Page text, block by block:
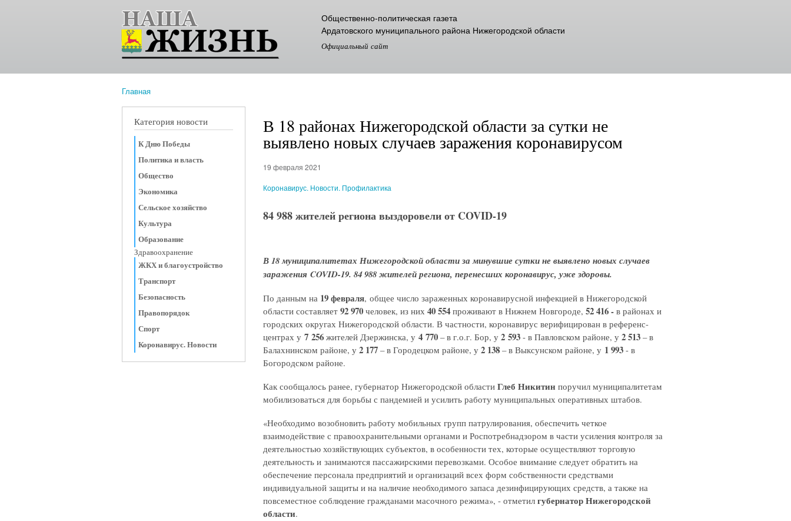
основному
содержанию
Общественно-политическая газета
Ардатовского муниципального района Нижегородской области
Официальный сайт
Главная
Категория новости
К Дню Победы
Политика и власть
Общество
Экономика
Сельское хозяйство
Культура
Образование
Здравоохранение
ЖКХ и благоустройство
Транспорт
Безопасность
Правопорядок
Спорт
Коронавирус. Новости
В 18 районах Нижегородской области за сутки не
выявлено новых случаев заражения коронавирусом
19 февраля 2021
Коронавирус. Новости. Профилактика
84 988 жителей региона выздоровели от COVID-19
В 18 муниципалитетах Нижегородской области за минувшие сутки не выявлено новых случаев
заражения COVID-19. 84 988 жителей региона, перенесших коронавирус, уже здоровы.
По данным на 19 февраля, общее число зараженных коронавирусной инфекцией в Нижегородской
области составляет 92 970 человек, из них 40 554 проживают в Нижнем Новгороде, 52 416 - в районах и
городских округах Нижегородской области. В частности, коронавирус верифицирован в референс-
центрах у 7 256 жителей Дзержинска, у 4 770 – в г.о.г. Бор, у 2 593 - в Павловском районе, у 2 513 – в
Балахнинском районе, у 2 177 – в Городецком районе, у 2 138 – в Выксунском районе, у 1 993 - в
Богородском районе.
Как сообщалось ранее, губернатор Нижегородской области Глеб Никитин поручил муниципалитетам
мобилизоваться для борьбы с пандемией и усилить работу муниципальных оперативных штабов.
«Необходимо возобновить работу мобильных групп патрулирования, обеспечить четкое
взаимодействие с правоохранительными органами и Роспотребнадзором в части усиления контроля за
деятельностью хозяйствующих субъектов, в особенности тех, которые осуществляют торговую
деятельность и занимаются пассажирскими перевозками. Особое внимание следует обратить на
обеспечение персонала предприятий и организаций всех форм собственности средствами
индивидуальной защиты и на наличие необходимого запаса дезинфицирующих средств, а также на
повсеместное соблюдение гражданами масочного режима», - отметилгубернатор Нижегородской
области.